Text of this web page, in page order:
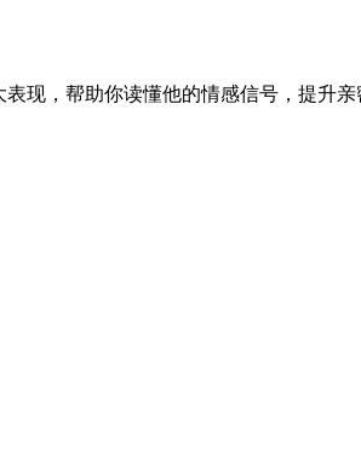
现，帮助你读懂他的情感信号，提升亲